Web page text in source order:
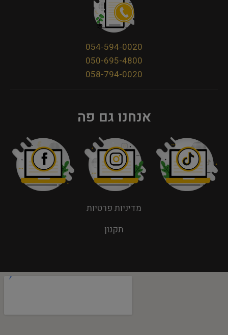
054-594-0020
050-695-4800
058-794-0020
אנחנו גם פה
מדיניות פרטיות
תקנון